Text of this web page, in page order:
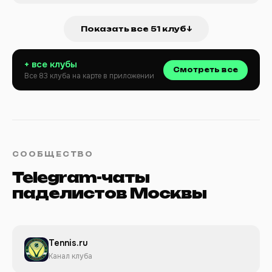
Показать все 51 клуб↓
+ все клубы
Все 83 клуба на карте в приложении
Смотреть все
СООБЩЕСТВО
Telegram-чаты
паделистов Москвы
Tennis.ru
Канал клуба